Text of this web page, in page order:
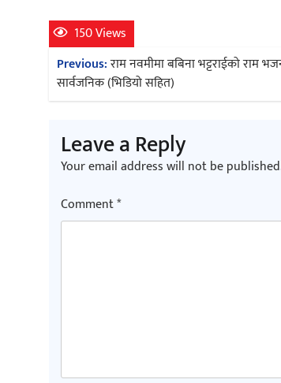
150 Views
Post
navigation
Previous:राम नवमीमा बबिना भट्टराईको राम
सार्वजनिक (भिडियो सहित)
Leave a Reply
Your email address will not be published.
Comment*